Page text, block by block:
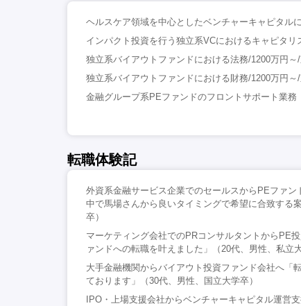
ヘルスケア領域を中心としたベンチャーキャピタル
インパクト投資を行う独立系VCにおけるキャピタ
独立系バイアウトファンドにおける法務/1200万円～
独立系バイアウトファンドにおける財務/1200万円～
金融グループ系PEファンドのフロントサポート業
転職体験記
外資系金融サービス企業でのセールスからPEファ
中で馬場さんから良いタイミングで希望に合致する
卒）
マーケティング会社でのPRコンサルタントからPE
ァンドへの転職を叶えました」（20代、男性、私立大
大手金融機関からバイアウト投資ファンド会社へ「
ております」（30代、男性、国立大学卒）
IPO・上場支援会社からベンチャーキャピタル運営